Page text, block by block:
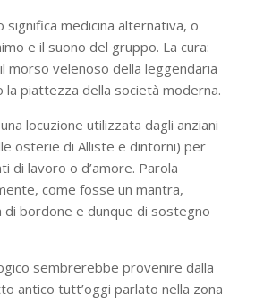
significa medicina alternativa, o
e il suono del gruppo. La cura:
morso velenoso della leggendaria
piattezza della società moderna.
locuzione utilizzata dagli anziani
osterie di Alliste e dintorni) per
di lavoro o d’amore. Parola
come fosse un mantra,
bordone e dunque di sostegno
sembrerebbe provenire dalla
antico tutt’oggi parlato nella zona